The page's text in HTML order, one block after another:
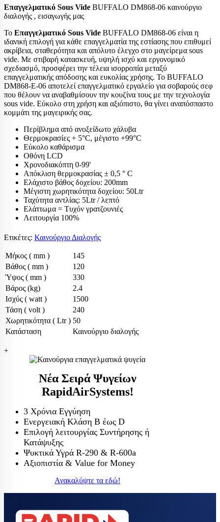
Επαγγελματικό Sous Vide BUFFALO DM868-06 καινούργιο
διαλογής , εισαγωγής μας
Το Επαγγελματικό Sous Vide BUFFALO DM868-06 είναι η
ιδανική επιλογή για κάθε επαγγελματία της εστίασης που επιθυμεί
ακρίβεια, σταθερότητα και απόλυτο έλεγχο στο μαγείρεμα sous
vide. Με στιβαρή κατασκευή, υψηλή ισχύ και εργονομικό
σχεδιασμό, προσφέρει την τέλεια ισορροπία μεταξύ
επαγγελματικής απόδοσης και ευκολίας χρήσης. Το BUFFALO
DM868-E-06 αποτελεί επαγγελματικό εργαλείο για σοβαρούς σεφ
που θέλουν να αναβαθμίσουν την κουζίνα τους με την τεχνολογία
sous vide. Εύκολο στη χρήση και αξιόπιστο, θα γίνει αναπόσπαστο
κομμάτι της μαγειρικής σας.
Περίβλημα από ανοξείδωτο χάλυβα
Θερμοκρασίες + 5°C, μέγιστο +99°C
Εύκολο καθάρισμα
Οθόνη LCD
Χρονοδιακόπτη 0-99'
Απόκλιση θερμοκρασίας ± 0,5 ° C
Ελάχιστο βάθος δοχείου: 200mm
Μέγιστη χωρητικότητα δοχείου: 50Ltr
Ταχύτητα αντλίας: 5Ltr / λεπτό
Ελάττωμα = Τυχόν γρατζουνιές
Λειτουργία 100%
Ετικέτες: Καινούργιο Διαλογής
Μήκος ( mm )
145
Βάθος ( mm )
120
Ύψος ( mm )
330
Βάρος (kg)
2.4
Ισχύς ( watt )
1500
Τάση ( volt )
240
Χωρητικότητα ( Ltr ) 50
Κατάσταση
Καινούργιο διαλογής
+
Νέα Σειρά Ψυγείων
RapidAirSystems!
3 Χρόνια Εγγύηση
Ενεργειακή Κλάση Β έως D
Επιλογή λειτουργίας Συντήρησης ή
Κατάψυξης
Ψυκτικά Υγρά R-290 & R-600a
Αξιοπιστία & Value for Money
Ανακαλύψτε τα εδώ!